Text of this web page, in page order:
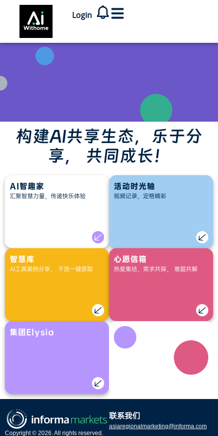
Login
构建AI共享生态，乐于分
享， 共同成长！
AI智趣家
汇聚智慧力量，传递快乐体验
活动时光轴
视频记录，定格精彩
智慧库
AI工具案例分享， 干货一键获取
心愿信箱
热爱集结，需求共探， 难题共解
集团Elysia
Copyright © 2026. All rights reserved.
联系我们
asiaregionalmarketing@informa.com